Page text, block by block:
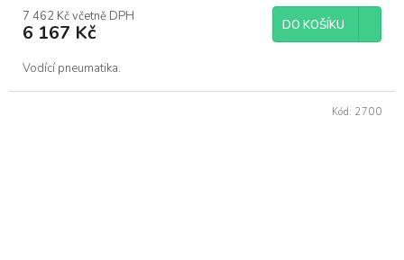
7 462 Kč včetně DPH
6 167 Kč DO KOŠÍKU
Vodící pneumatika.
Kód: 2700